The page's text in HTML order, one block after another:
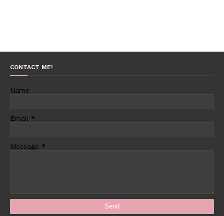
CONTACT ME!
Name
Email *
Message *